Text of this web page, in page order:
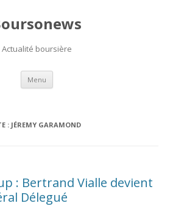
Actualité boursière
Menu Aller
contenu
: JÉREMY GARAMOND
: Bertrand Vialle devient
Délegué